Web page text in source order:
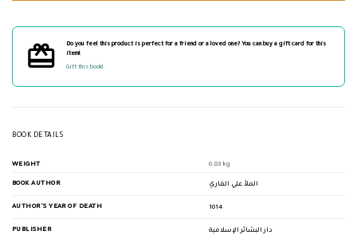
Do you feel this product is perfect for a friend or a loved one? You can buy a gift card for this
item!
Gift this book!
BOOK DETAILS
WEIGHT 0.83 kg
BOOK AUTHOR الملأ علي القاري
AUTHOR'S YEAR OF DEATH 1014
PUBLISHER دار البشائر الإسلامية